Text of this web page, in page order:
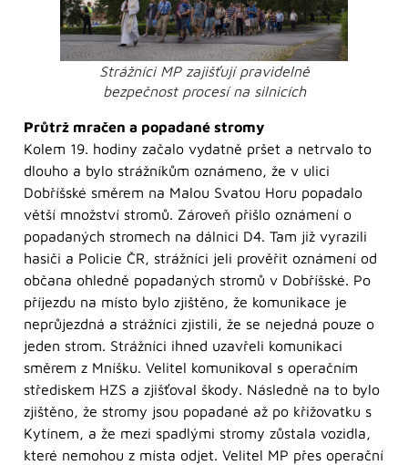
Strážníci MP zajišťují pravidelně
bezpečnost procesí na silnicích
Průtrž mračen a popadané stromy
Kolem 19. hodiny začalo vydatně pršet a netrvalo to
dlouho a bylo strážníkům oznámeno, že v ulici
Dobříšské směrem na Malou Svatou Horu popadalo
větší množství stromů. Zároveň přišlo oznámení o
popadaných stromech na dálnici D4. Tam již vyrazili
hasiči a Policie ČR, strážníci jeli prověřit oznámení od
občana ohledně popadaných stromů v Dobříšské. Po
příjezdu na místo bylo zjištěno, že komunikace je
neprůjezdná a strážníci zjistili, že se nejedná pouze o
jeden strom. Strážníci ihned uzavřeli komunikaci
směrem z Mníšku. Velitel komunikoval s operačním
střediskem HZS a zjišťoval škody. Následně na to bylo
zjištěno, že stromy jsou popadané až po křižovatku s
Kytínem, a že mezi spadlými stromy zůstala vozidla,
které nemohou z místa odjet. Velitel MP přes operační